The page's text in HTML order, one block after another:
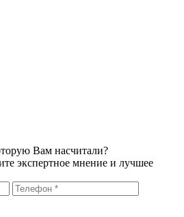
Вам насчитали?
экспертное мнение и лучшее